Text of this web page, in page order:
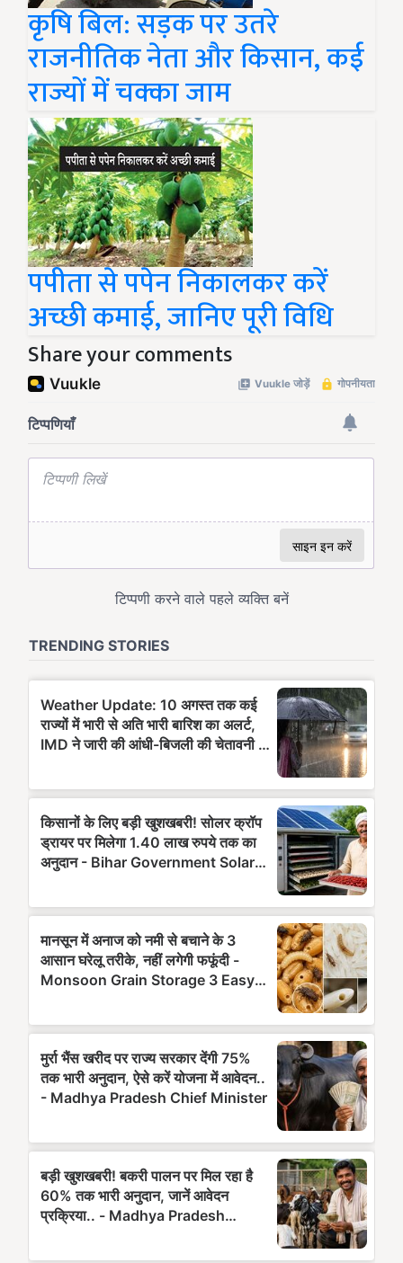
कृषि बिल: सड़क पर उतरे
राजनीतिक नेता और किसान, कई
राज्यों में चक्का जाम
पपीता से पपेन निकालकर करें
अच्छी कमाई, जानिए पूरी विधि
Share your comments